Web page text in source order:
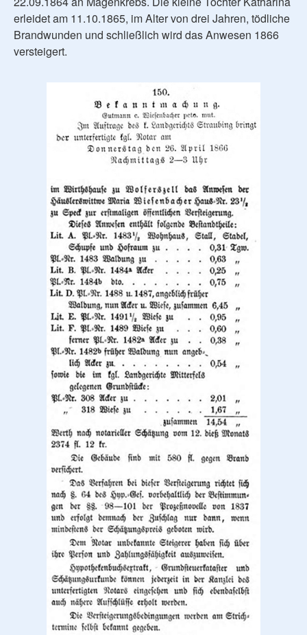
erleidet am 11.10.1865, im Alter von drei Jahren, tödliche
Brandwunden und schließlich wird das Anwesen 1866
versteigert.